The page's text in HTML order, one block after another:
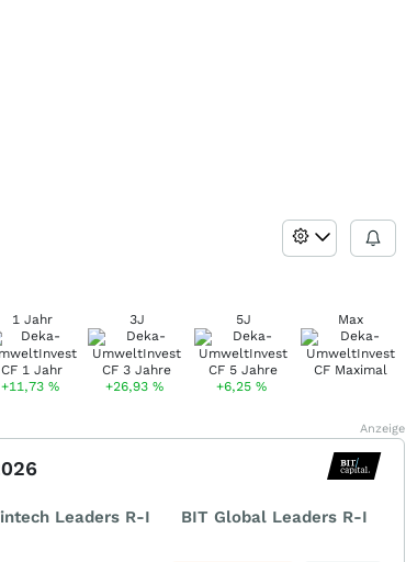
1 Jahr
+11,73 %
3J
+26,93%
5J
+6,25 %
Max
Anzeige
Leaders R-I BIT Global Leaders R-I